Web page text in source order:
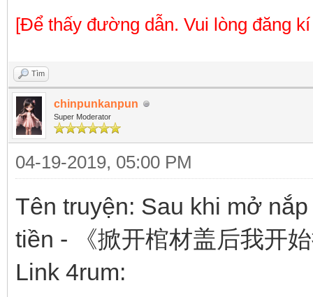
[Để thấy đường dẫn. Vui lòng đăng
Tìm
chinpunkanpun
Super Moderator
04-19-2019, 05:00 PM
Tên truyện: Sau khi mở
tiền - 《掀开棺材盖后我开
Link 4rum: